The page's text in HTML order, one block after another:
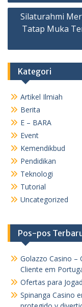
Silaturahmi
Tatap Muka
Kategori
Artikel Ilmiah
Berita
E – BARA
Event
Kemendikbud
Pendidikan
Teknologi
Tutorial
Uncategorized
Pos-pos
Golazzo Casino
Cliente em
Ofertas para
Spinanga Casino